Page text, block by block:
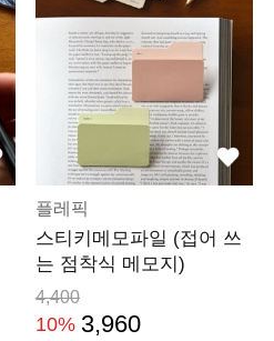
플레픽
스티키메모파일 (접어 쓰
는 점착식 메모지)
4,400
10% 3,960